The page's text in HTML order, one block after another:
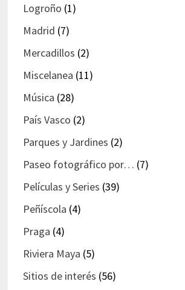
Logroño (1)
Madrid (7)
Mercadillos (2)
Miscelanea (11)
Música (28)
País Vasco (2)
Parques y Jardines (2)
Paseo fotográfico por… (7)
Películas y Series (39)
Peñíscola (4)
Praga (4)
Riviera Maya (5)
Sitios de interés (56)